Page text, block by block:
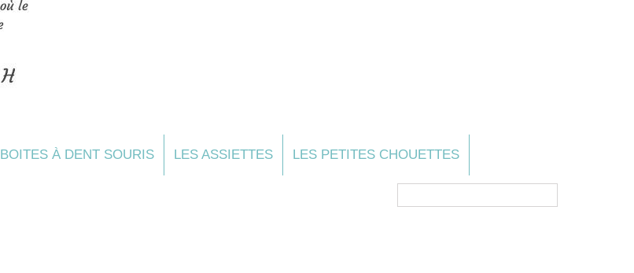
BOITES À DENT SOURIS LES ASSIETTES LES PETITES CHOUETTES